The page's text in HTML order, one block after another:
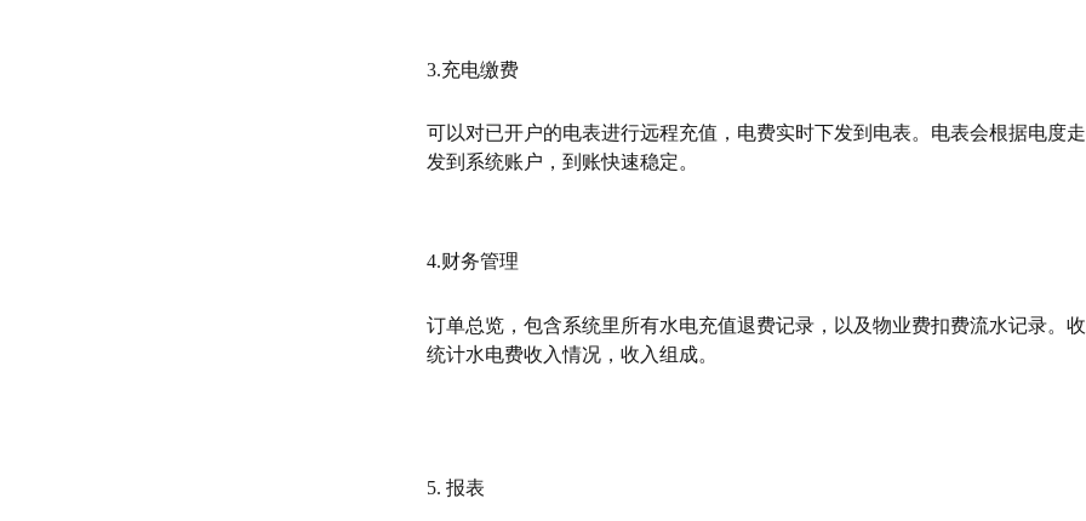
3.充电缴费
可以对已开户的电表进行远程充值，电费实时下发到电表。电表会根据电度
发到系统账户，到账快速稳定。
4.财务管理
订单总览，包含系统里所有水电充值退费记录，以及物业费扣费流水记录。
统计水电费收入情况，收入组成。
5. 报表